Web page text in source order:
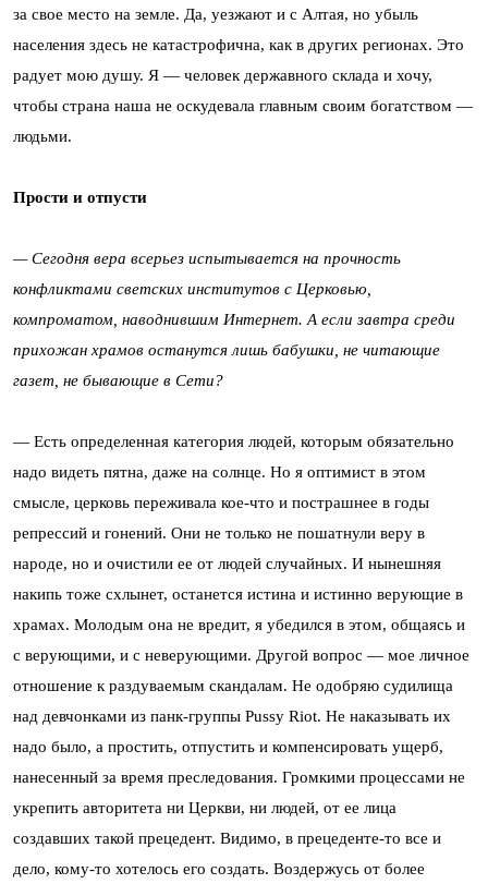
за свое место на земле. Да, уезжают и с Алтая, но убыль
населения здесь не катастрофична, как в других регионах. Это
радует мою душу. Я — человек державного склада и хочу,
чтобы страна наша не оскудевала главным своим богатством —
людьми.
Прости и отпусти
— Сегодня вера всерьез испытывается на прочность
конфликтами светских институтов с Церковью,
компроматом, наводнившим Интернет. А если завтра среди
прихожан храмов останутся лишь бабушки, не читающие
газет, не бывающие в Сети?
— Есть определенная категория людей, которым обязательно
надо видеть пятна, даже на солнце. Но я оптимист в этом
смысле, церковь переживала кое-что и пострашнее в годы
репрессий и гонений. Они не только не пошатнули веру в
народе, но и очистили ее от людей случайных. И нынешняя
накипь тоже схлынет, останется истина и истинно верующие в
храмах. Молодым она не вредит, я убедился в этом, общаясь и
с верующими, и с неверующими. Другой вопрос — мое личное
отношение к раздуваемым скандалам. Не одобряю судилища
над девчонками из панк-группы Pussy Riot. Не наказывать их
надо было, а простить, отпустить и компенсировать ущерб,
нанесенный за время преследования. Громкими процессами не
укрепить авторитета ни Церкви, ни людей, от ее лица
создавших такой прецедент. Видимо, в прецеденте-то все и
дело, кому-то хотелось его создать. Воздержусь от более